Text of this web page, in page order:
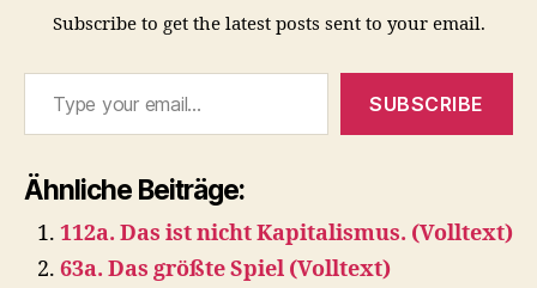
Subscribe to get the latest posts sent to your email.
Type your email…
SUBSCRIBE
Ähnliche Beiträge:
112a. Das ist nicht Kapitalismus. (Volltext)
63a. Das größte Spiel (Volltext)